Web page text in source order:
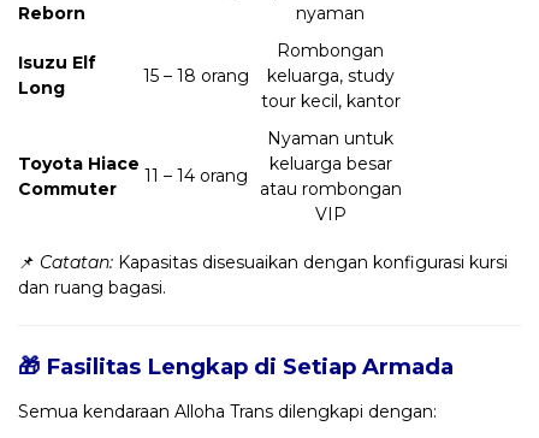
Reborn
nyaman
Isuzu Elf
Long
15 – 18 orang
Rombongan
keluarga, study
tour kecil, kantor
Toyota Hiace
Commuter
11 – 14 orang
Nyaman untuk
keluarga besar
atau rombongan
VIP
📌 Catatan: Kapasitas disesuaikan dengan konfigurasi kursi
dan ruang bagasi.
🎁 Fasilitas Lengkap di Setiap Armada
Semua kendaraan Alloha Trans dilengkapi dengan: